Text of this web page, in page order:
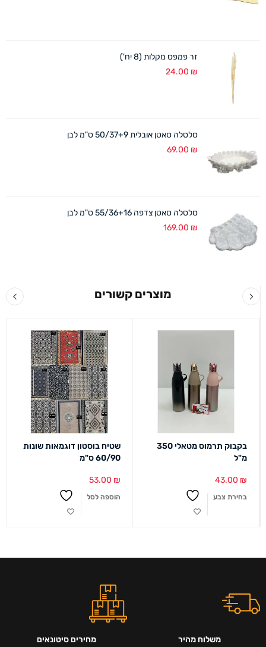
זר פמפס מקלות (8 יח')
24.00 ₪
סלסלה סאטן אובלית 50/37+9 ס"מ לבן
69.00 ₪
סלסלה סאטן צדפה 55/36+16 ס"מ לבן
169.00 ₪
מוצרים קשורים
בקבוק תרמוס מטאלי 350
מ"ל
43.00 ₪
בחירת צבע
שטיח בוסטון דוגמאות שונות
60/90 ס"מ
53.00 ₪
הוספה לסל
משלוח מהיר
מחירים סיטונאים